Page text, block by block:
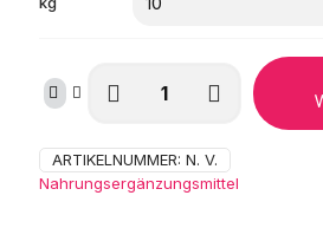
Menge
ARTIKELNUMMER: N. V.
Nahrungsergänzungsmittel